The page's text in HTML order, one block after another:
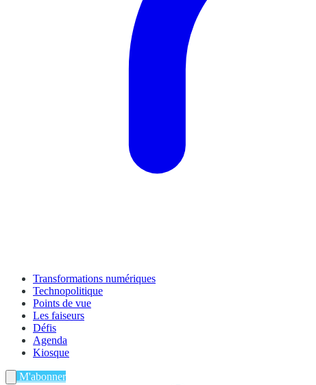
Transformations numériques
Technopolitique
Points de vue
Les faiseurs
Défis
Agenda
Kiosque
M'abonner